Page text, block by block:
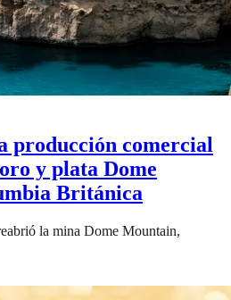
producción comercial
y plata Dome
Británica
la mina Dome Mountain,